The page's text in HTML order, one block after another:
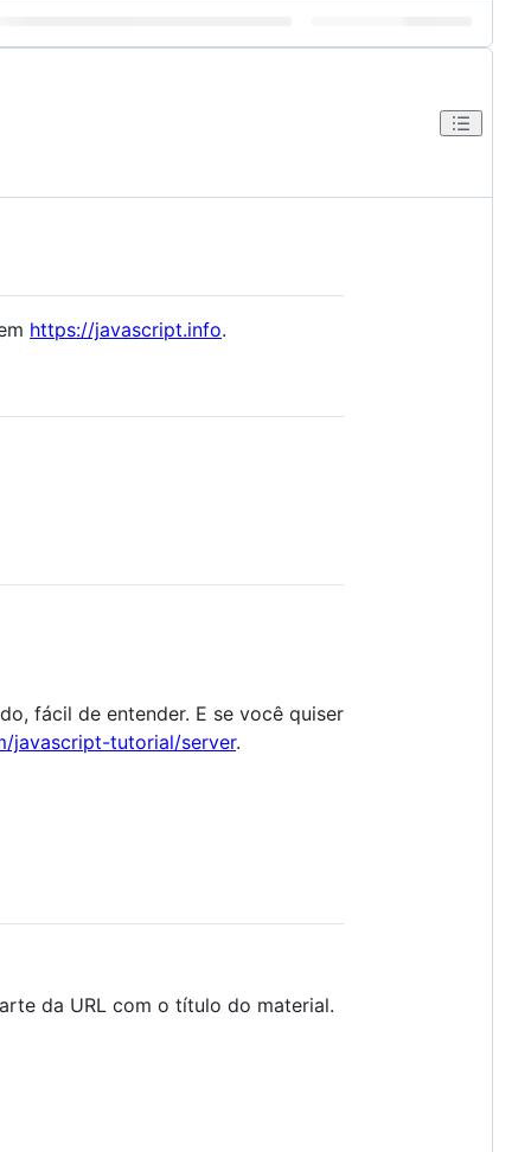
https://javascript.info.
fácil de entender. E se você quiser
javascript-tutorial/server.
da URL com o título do material.